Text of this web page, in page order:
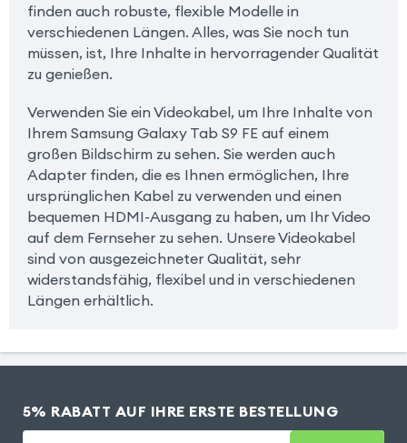
finden auch robuste, flexible Modelle in
verschiedenen Längen. Alles, was Sie noch tun
müssen, ist, Ihre Inhalte in hervorragender Qualität
zu genießen.
Verwenden Sie ein Videokabel, um Ihre Inhalte von
Ihrem Samsung Galaxy Tab S9 FE auf einem
großen Bildschirm zu sehen. Sie werden auch
Adapter finden, die es Ihnen ermöglichen, Ihre
ursprünglichen Kabel zu verwenden und einen
bequemen HDMI-Ausgang zu haben, um Ihr Video
auf dem Fernseher zu sehen. Unsere Videokabel
sind von ausgezeichneter Qualität, sehr
widerstandsfähig, flexibel und in verschiedenen
Längen erhältlich.
5% RABATT AUF IHRE ERSTE BESTELLUNG